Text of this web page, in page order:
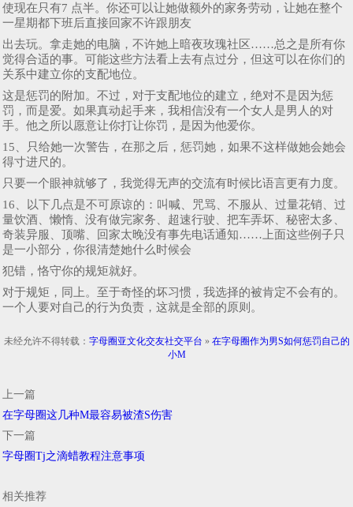
使现在只有7 点半。你还可以让她做额外的家务劳动，让她在整个
一星期都下班后直接回家不许跟朋友
出去玩。拿走她的电脑，不许她上暗夜玫瑰社区……总之是所有你
觉得合适的事。可能这些方法看上去有点过分，但这可以在你们的
关系中建立你的支配地位。
这是惩罚的附加。不过，对于支配地位的建立，绝对不是因为惩
罚，而是爱。如果真动起手来，我相信没有一个女人是男人的对
手。他之所以愿意让你打让你罚，是因为他爱你。
15、只给她一次警告，在那之后，惩罚她，如果不这样做她会她会
得寸进尺的。
只要一个眼神就够了，我觉得无声的交流有时候比语言更有力度。
16、以下几点是不可原谅的：叫喊、咒骂、不服从、过量花销、过
量饮酒、懒惰、没有做完家务、超速行驶、把车弄坏、秘密太多、
奇装异服、顶嘴、回家太晚没有事先电话通知……上面这些例子只
是一小部分，你很清楚她什么时候会
犯错，恪守你的规矩就好。
对于规矩，同上。至于奇怪的坏习惯，我选择的被肯定不会有的。
一个人要对自己的行为负责，这就是全部的原则。
未经允许不得转载： 字母圈亚文化交友社交平台 » 在字母圈作为男S如何惩罚自己的
小M
上一篇
在字母圈这几种M最容易被渣S伤害
下一篇
字母圈Tj之滴蜡教程注意事项
相关推荐